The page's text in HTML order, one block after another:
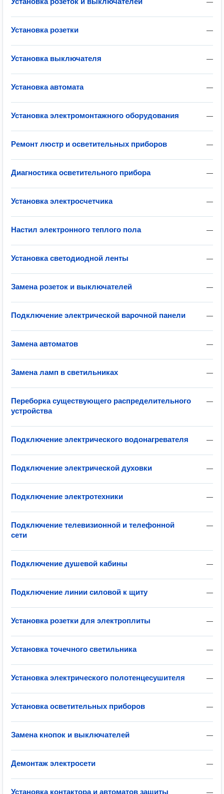
—
—
Установка розетки
—
Установка выключателя
—
Установка автомата
—
Установка электромонтажного оборудования
—
Ремонт люстр и осветительных приборов
—
Диагностика осветительного прибора
—
Установка электросчетчика
—
Настил электронного теплого пола
—
Установка светодиодной ленты
—
Замена розеток и выключателей
—
Подключение электрической варочной панели
—
Замена автоматов
—
Замена ламп в светильниках
—
Переборка существующего распределительного
устройства
—
Подключение электрического водонагревателя
—
Подключение электрической духовки
—
Подключение электротехники
—
Подключение телевизионной и телефонной
сети
—
Подключение душевой кабины
—
Подключение линии силовой к щиту
—
Установка розетки для электроплиты
—
Установка точечного светильника
—
Установка электрического полотенцесушителя
—
Установка осветительных приборов
—
Замена кнопок и выключателей
—
Демонтаж электросети
—
Установка контактора и автоматов защиты